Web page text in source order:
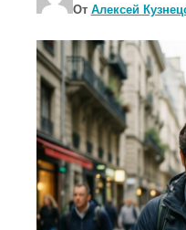
От Алексей